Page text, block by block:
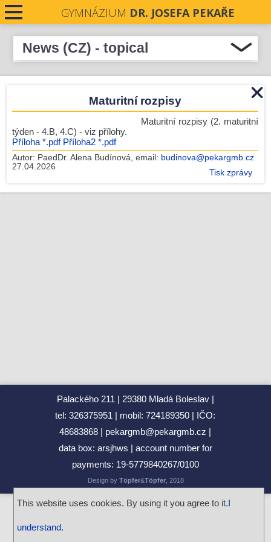
GYMNÁZIUM DR. JOSEFA PEKAŘE
NEWS
CONTACTS
This website uses cookies. By using it you agree to it.I
understand.
News (CZ) - topical
Středočeského kraje 2026
Pečeti Josefa Pekaře rozdány
Krásné prožití letních prázdnin.
Nové číslo Student revue je zde!
Komisionální zkoušky - podzim 2026
Mannheim Exchange 2026
Maturita 2026 - podzim
Věda v ulicích 2026: Barevná věda oživí park Výstaviště
Jediný český tým s medailí!
Srdcem na start, pomocí do cíle! Run and Help 2026 se
Archiv news (CZ)
RSS
Maturitní rozpisy
Maturitní rozpisy (2. maturitní
týden - 4.B, 4.C) - viz přílohy.
Příloha *.pdf Příloha2 *.pdf
Autor: PaedDr. Alena Budínová, email: budinova@pekargmb.cz
27.04.2026
Tisk zprávy
Palackého 211
29380 Mladá Boleslav
tel: 326375951
mobil: 724189350
IČO:
48683868
pekargmb@pekargmb.cz
data box: arsjhws
account number for
payments: 19‑5779840267/0100
Design by Töpfer&Töpfer, 2018